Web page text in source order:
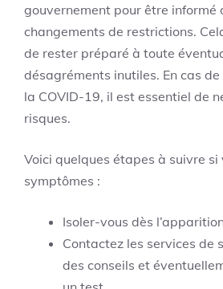
gouvernement pour être informé
changements de restrictions.
de rester préparé à toute
désagréments inutiles. En cas
la COVID-19, il est essentiel de
risques.
Voici quelques étapes à suivre si
symptômes :
Isoler-vous dès
Contactez les services de
des conseils et